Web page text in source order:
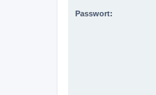
Passwort: